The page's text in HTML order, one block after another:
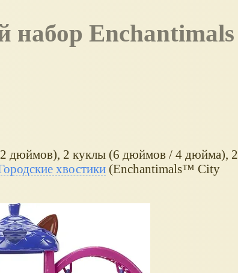
дюймов), 2 куклы (6 дюймов / 4 дюйма), 2
хвостики(Enchantimals™ City